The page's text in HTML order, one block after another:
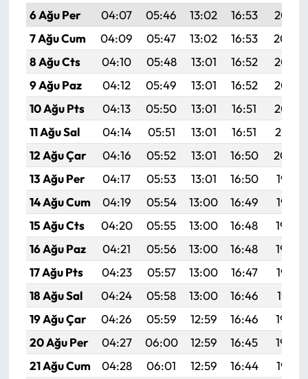
6 Ağu Per
04:07 05:46 13:02 16:53
20:07
7 Ağu Cum
04:09 05:47 13:02 16:53
20:06
8 Ağu Cts
04:10 05:48 13:01 16:52
20:05
9 Ağu Paz
04:12 05:49 13:01 16:52
20:03
10 Ağu Pts
04:13 05:50 13:01 16:51
20:02
11 Ağu Sal
04:14 05:51 13:01 16:51
20:01
12 Ağu Çar
04:16 05:52 13:01 16:50
20:00
13 Ağu Per
04:17 05:53 13:01 16:50
19:58
14 Ağu Cum
04:19 05:54 13:00 16:49
19:57
15 Ağu Cts
04:20 05:55 13:00 16:48
19:56
16 Ağu Paz
04:21 05:56 13:00 16:48
19:54
17 Ağu Pts
04:23 05:57 13:00 16:47
19:53
18 Ağu Sal
04:24 05:58 13:00 16:46
19:51
19 Ağu Çar
04:26 05:59 12:59 16:46
19:50
20 Ağu Per
04:27 06:00 12:59 16:45
19:49
21 Ağu Cum
04:28 06:01 12:59 16:44
19:47